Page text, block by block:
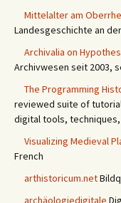
Mittelalter am
Landesgeschichte an
Archivalia on
Archivwesen seit 2003,
The Programming
reviewed suite of
digital tools,
Visualizing Medieval
French
arthistoricum.net
archäologiedigitale